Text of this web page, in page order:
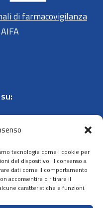
tecnologie come i cookie per
del dispositivo. Il consenso a
dati come il comportamento
acconsentire o ritirare il
caratteristiche e funzioni.
di farmacovigilanza